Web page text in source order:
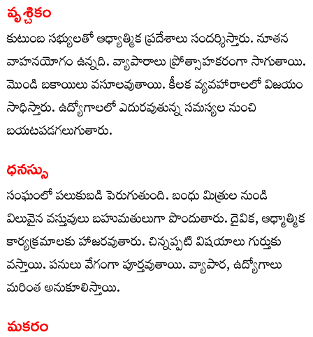
వృశ్చికం
కుటుంబ సభ్యులతో ఆధ్యాత్మిక ప్రదేశాలు సందర్శిస్తారు. నూతన
వాహనయోగం ఉన్నది. వ్యాపారాలు ప్రోత్సాహకరంగా సాగుతాయి.
మొండి బకాయిలు వసూలవుతాయి. కీలక వ్యవహారాలలో విజయం
సాధిస్తారు. ఉద్యోగాలలో ఎదురవుతున్న సమస్యల నుంచి
బయటపడగలుగుతారు.
ధనస్సు
సంఘంలో పలుకుబడి పెరుగుతుంది. బంధు మిత్రుల నుండి
విలువైన వస్తువులు బహుమతులుగా పొందుతారు. దైవిక, ఆధ్మాత్మిక
కార్యక్రమాలకు హాజరవుతారు. చిన్నప్పటి విషయాలు గుర్తుకు
వస్తాయి. పనులు వేగంగా పూర్తవుతాయి. వ్యాపార, ఉద్యోగాలు
మరింత అనుకూలిస్తాయి.
మకరం